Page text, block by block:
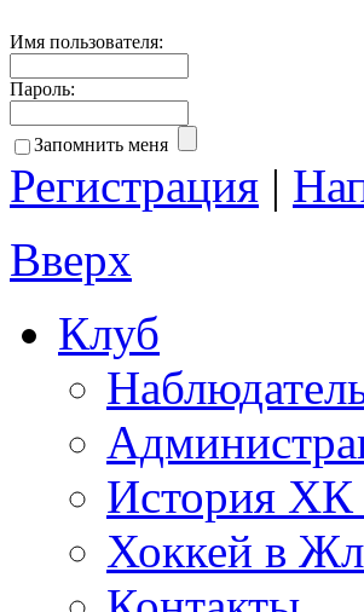
Имя пользователя:
Пароль:
Запомнить меня
Регистрация |
Вверх
Клуб
История ХК
Хоккей в